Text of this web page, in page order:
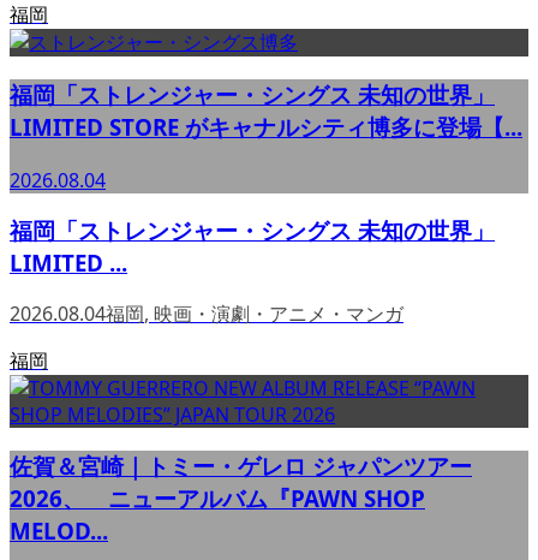
福岡
福岡「ストレンジャー・シングス 未知の世界」
LIMITED STORE がキャナルシティ博多に登場【...
2026.08.04
福岡「ストレンジャー・シングス 未知の世界」
LIMITED ...
2026.08.04福岡, 映画・演劇・アニメ・マンガ
福岡
佐賀＆宮崎｜トミー・ゲレロ ジャパンツアー
2026、 ニューアルバム『PAWN SHOP
MELOD...